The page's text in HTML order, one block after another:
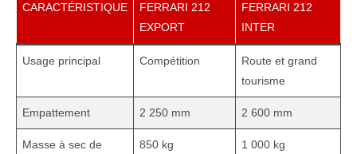
CARACTÉRISTIQUE
FERRARI 212
EXPORT
FERRARI 212
INTER
Usage principal Compétition
Route et grand
tourisme
Empattement 2 250 mm 2 600 mm
Masse à sec de
850 kg 1 000 kg